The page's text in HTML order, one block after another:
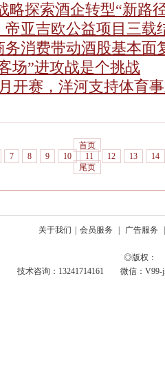
略探索酒企转型“新路
帝亚吉欧公益项目三载
务消费带动酒股基本面
场”进攻战是个挑战
开赛，洋河支持体育
首页
7 8 9 10 11 12 13
14
尾页
关于我们 会员服务 广告服务
◎版权：
技术咨询：13241714161 微信：V99-